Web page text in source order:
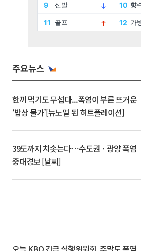
주요뉴스
한끼 먹기도 무섭다...폭염이 부른 뜨거운
‘밥상 물가’[뉴노멀 된 히트플레이션]
39도까지 치솟는다⋯수도권ㆍ광양 폭염
중대경보 [날씨]